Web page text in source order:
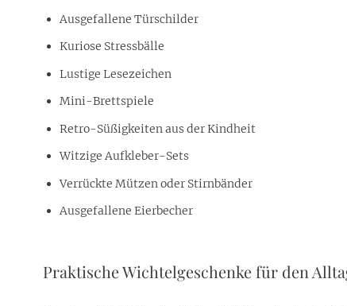
Ausgefallene Türschilder
Kuriose Stressbälle
Lustige Lesezeichen
Mini-Brettspiele
Retro-Süßigkeiten aus der Kindheit
Witzige Aufkleber-Sets
Verrückte Mützen oder Stirnbänder
Ausgefallene Eierbecher
Praktische Wichtelgeschenke für den